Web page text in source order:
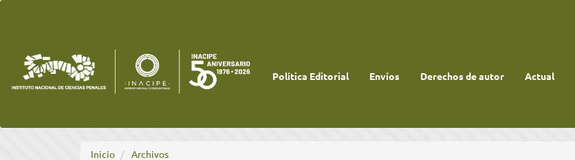
Barra
lateral
Política Editorial Envíos Derechos de autor Actual
Inicio
Archivos